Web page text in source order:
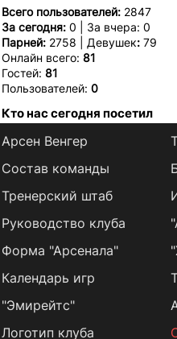
Всего пользователей: 2847
За сегодня: 0 | За вчера: 0
Парней: 2758 | Девушек: 79
Онлайн всего: 81
Гостей: 81
Пользователей: 0
Кто нас сегодня посетил
Арсен Венгер
Состав команды
Тренерский штаб
Руководство клуба
Форма "Арсенала"
Календарь игр
"Эмирейтс"
Логотип клуба